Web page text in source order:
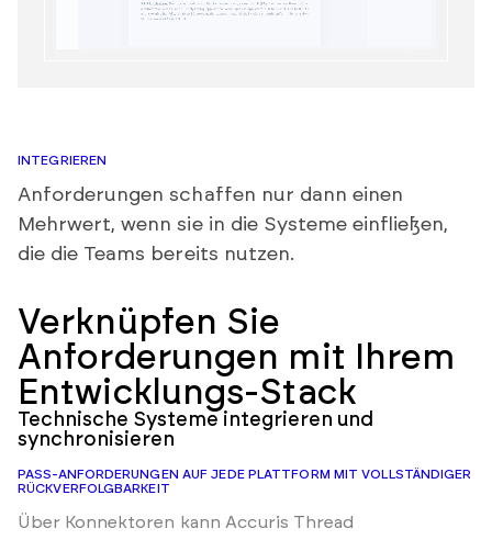
INTEGRIEREN
Anforderungen schaffen nur dann einen
Mehrwert, wenn sie in die Systeme einfließen,
die die Teams bereits nutzen.
Verknüpfen Sie
Anforderungen mit Ihrem
Entwicklungs-Stack
Technische Systeme integrieren und
synchronisieren
PASS-ANFORDERUNGEN AUF JEDE PLATTFORM MIT VOLLSTÄNDIGER
RÜCKVERFOLGBARKEIT
Über Konnektoren kann Accuris Thread